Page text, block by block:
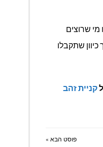
מי שרוצים
שתקבלו
קניית זהב
פוסט הבא »